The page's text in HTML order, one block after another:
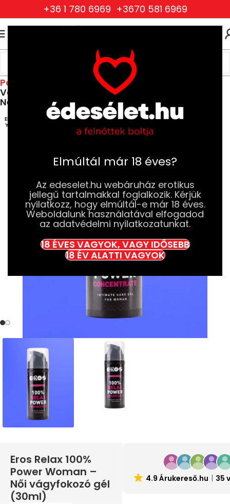
Elmúltál már 18 éves?
Az edeselet.hu webáruház erotikus
jellegű tartalmakkal foglalkozik. Kérjük
nyilatkozz, hogy elmúltál-e már 18 éves.
Weboldalunk használatával elfogadod
az adatvédelmi nyilatkozatunkat.
18 ÉVES VAGYOK, VAGY IDŐSEBB
18 ÉV ALATTI VAGYOK
+36 1 780 6969 +3670 581 6969
Drogéria és Jobb Szexuális Élmény
Jobb Szexuális Élmény
Potencianövelők és Vágyfokozók
Vágyfokozók és Libidónövelő Készítmények
Nőknek
ELFOG
YOTT
Eros Relax 100%
Power Woman –
Női vágyfokozó gél
(30ml)
4.9 Árukereső.hu 35